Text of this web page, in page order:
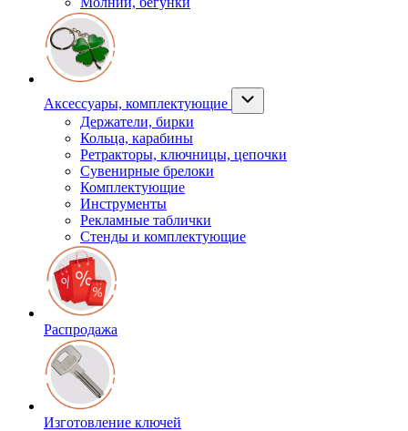
Аксессуары, комплектующие
Держатели, бирки
Кольца, карабины
Ретракторы, ключницы, цепочки
Сувенирные брелоки
Комплектующие
Инструменты
Рекламные таблички
Стенды и комплектующие
Распродажа
Изготовление ключей